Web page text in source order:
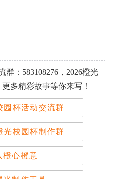
群：583108276，2026橙光
更多精彩故事等你来写！
园杯活动交流群
光校园杯制作群
橙心橙意